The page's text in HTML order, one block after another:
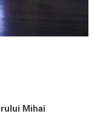
Mihai